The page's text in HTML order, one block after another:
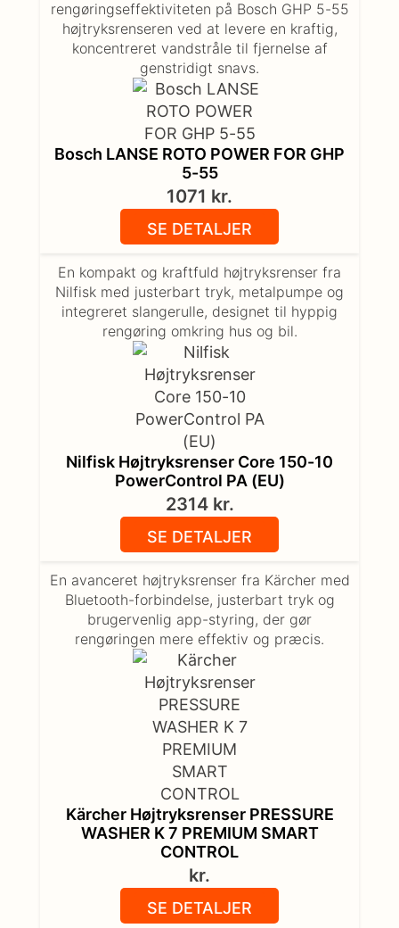
Bosch LANSE ROTO POWER FOR GHP
5-55
rengøringseffektiviteten på Bosch GHP 5-55
højtryksrenseren ved at levere en kraftig,
koncentreret vandstråle til fjernelse af
genstridigt snavs.
1071 kr.
SE DETALJER
Nilfisk Højtryksrenser Core 150-10
PowerControl PA (EU)
En kompakt og kraftfuld højtryksrenser fra
Nilfisk med justerbart tryk, metalpumpe og
integreret slangerulle, designet til hyppig
rengøring omkring hus og bil.
2314 kr.
SE DETALJER
Kärcher Højtryksrenser PRESSURE
WASHER K 7 PREMIUM SMART
CONTROL
En avanceret højtryksrenser fra Kärcher med
Bluetooth-forbindelse, justerbart tryk og
brugervenlig app-styring, der gør
rengøringen mere effektiv og præcis.
kr.
SE DETALJER